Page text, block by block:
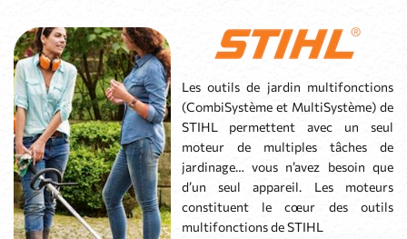
Les outils de jardin multifonctions
(CombiSystème et MultiSystème) de
STIHL permettent avec un seul
moteur de multiples tâches de
jardinage… vous n’avez besoin que
d’un seul appareil. Les moteurs
constituent le cœur des outils
multifonctions de STIHL